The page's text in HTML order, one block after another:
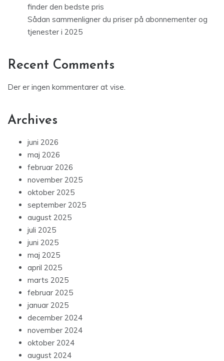
finder den bedste pris
Sådan sammenligner du priser på abonnementer og
tjenester i 2025
Recent Comments
Der er ingen kommentarer at vise.
Archives
juni 2026
maj 2026
februar 2026
november 2025
oktober 2025
september 2025
august 2025
juli 2025
juni 2025
maj 2025
april 2025
marts 2025
februar 2025
januar 2025
december 2024
november 2024
oktober 2024
august 2024